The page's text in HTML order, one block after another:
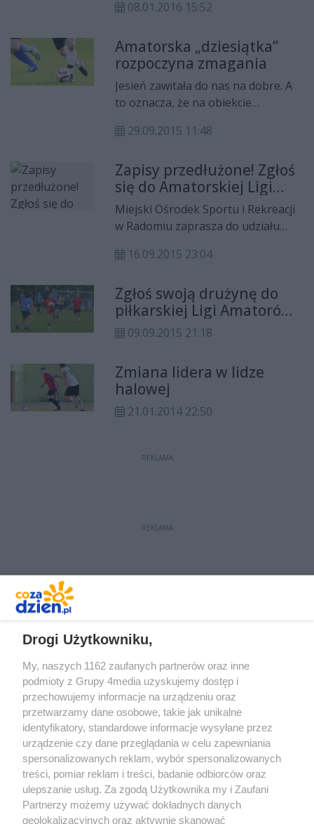
organizowanej przez Radomski
(RNBA). Już w najbliższy weekend
odbędą się mecze ostatniej 9.
kolejki rundy zasadniczej. Będzie to
półmetek drogi do fazy Play-Off, do
zespoły. Zapraszamy na liczbowe
krótką zapowiedź spotkań.
08.01.2016 15:52
Amatorska „dziesiątka”
rozpoczyna zmagania
Jesień zawitała do nas na dobre. A
to oznacza, że na obiekcie
Rekreacji rusza nowa edycja
drużyn 7-osobowych. Rozgrywki w
wielu względach będą wyjątkowe!
29.09.2015 11:48
Zapisy przedłużone! Zgłoś
się do Amatorskiej Ligi
MOSiR
Miejski Ośrodek Sportu i Rekreacji
w Radomiu zaprasza do udziału
drużyn 7-osobowych. Rozgrywki
zostały przedłużone.
16.09.2015 23:04
Zgłoś swoją drużynę do
piłkarskiej Ligi Amatorów
MOSiR
09.09.2015 21:18
Zmiana lidera w lidze
halowej
21.01.2014 22:50
REKLAMA
REKLAMA
Redakcja Reklama Prywatność
Praca Łódź
the:protocol
Drogi Użytkowniku,
My, naszych 1162 zaufanych partnerów oraz inne
podmioty z Grupy 4media uzyskujemy dostęp i
przechowujemy informacje na urządzeniu oraz
przetwarzamy dane osobowe, takie jak unikalne
identyfikatory, standardowe informacje wysyłane przez
urządzenie czy dane przeglądania w celu zapewniania
spersonalizowanych reklam, wybór spersonalizowanych
treści, pomiar reklam i treści, badanie odbiorców oraz
ulepszanie usług. Za zgodą Użytkownika my i Zaufani
Partnerzy możemy używać dokładnych danych
geolokalizacyjnych oraz aktywnie skanować